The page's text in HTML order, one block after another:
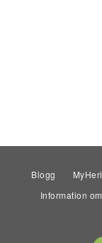
Blogg
Information